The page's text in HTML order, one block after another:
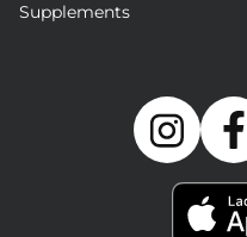
Supplements